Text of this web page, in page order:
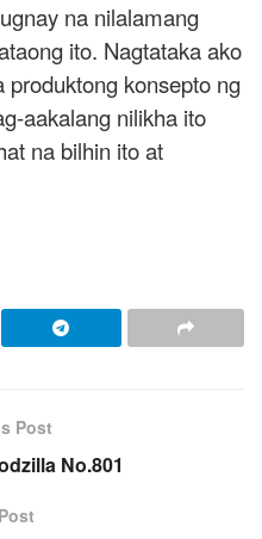
na nilalamang
ito. Nagtataka ako
konsepto ng
aakalang nilikha ito
na bilhin ito at
Post
No.801